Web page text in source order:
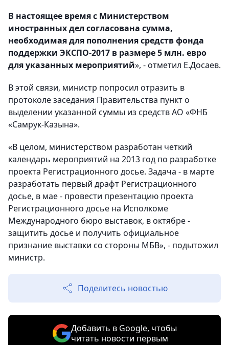
В настоящее время с Министерством
иностранных дел согласована сумма,
необходимая для пополнения средств фонда
поддержки ЭКСПО-2017 в размере 5 млн. евро
для указанных мероприятий», - отметил Е.Досаев.
В этой связи, министр попросил отразить в
протоколе заседания Правительства пункт о
выделении указанной суммы из средств АО «ФНБ
«Самрук-Казына».
«В целом, министерством разработан четкий
календарь мероприятий на 2013 год по разработке
проекта Регистрационного досье. Задача - в марте
разработать первый драфт Регистрационного
досье, в мае - провести презентацию проекта
Регистрационного досье на Исполкоме
Международного бюро выставок, в октябре -
защитить досье и получить официальное
признание выставки со стороны МБВ», - подытожил
министр.
Поделитесь новостью
Добавить в Google, чтобы
читать новости первым